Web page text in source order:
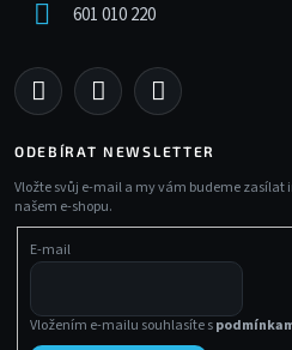
601 010 220
ODEBÍRAT NEWSLETTER
Vložte svůj e-mail a my vám budeme zasílat
našem e-shopu.
E-mail
Vložením e-mailu souhlasíte s